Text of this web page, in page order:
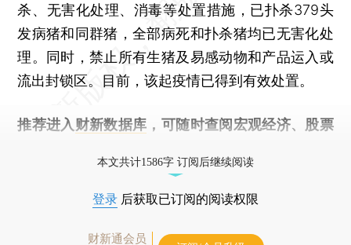
杀、无害化处理、消毒等处置措施，已扑杀379头
发病猪和同群猪，全部病死和扑杀猪均已无害化处
理。同时，禁止所有生猪及易感动物和产品运入或
流出封锁区。目前，该起疫情已得到有效处置。
推荐进入 财新数据库 ，可随时查阅宏观经济、股票
本文共计1586字 订阅后继续阅读
登录 后获取已订阅的阅读权限
财新通会员